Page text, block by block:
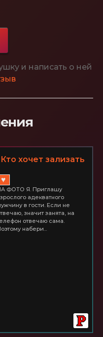
и написать о ней
хочет зализать
♥
ФОТО Я. Приглашу
адекватного
в гости. Если не
значит занята, на
отвечаю сама.
набери...